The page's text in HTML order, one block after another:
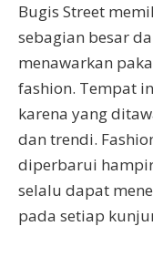
Bugis Street
sebagian besar
menawarkan
fashion. Tempat
karena yang
dan trendi.
diperbarui
selalu dapat
pada setiap